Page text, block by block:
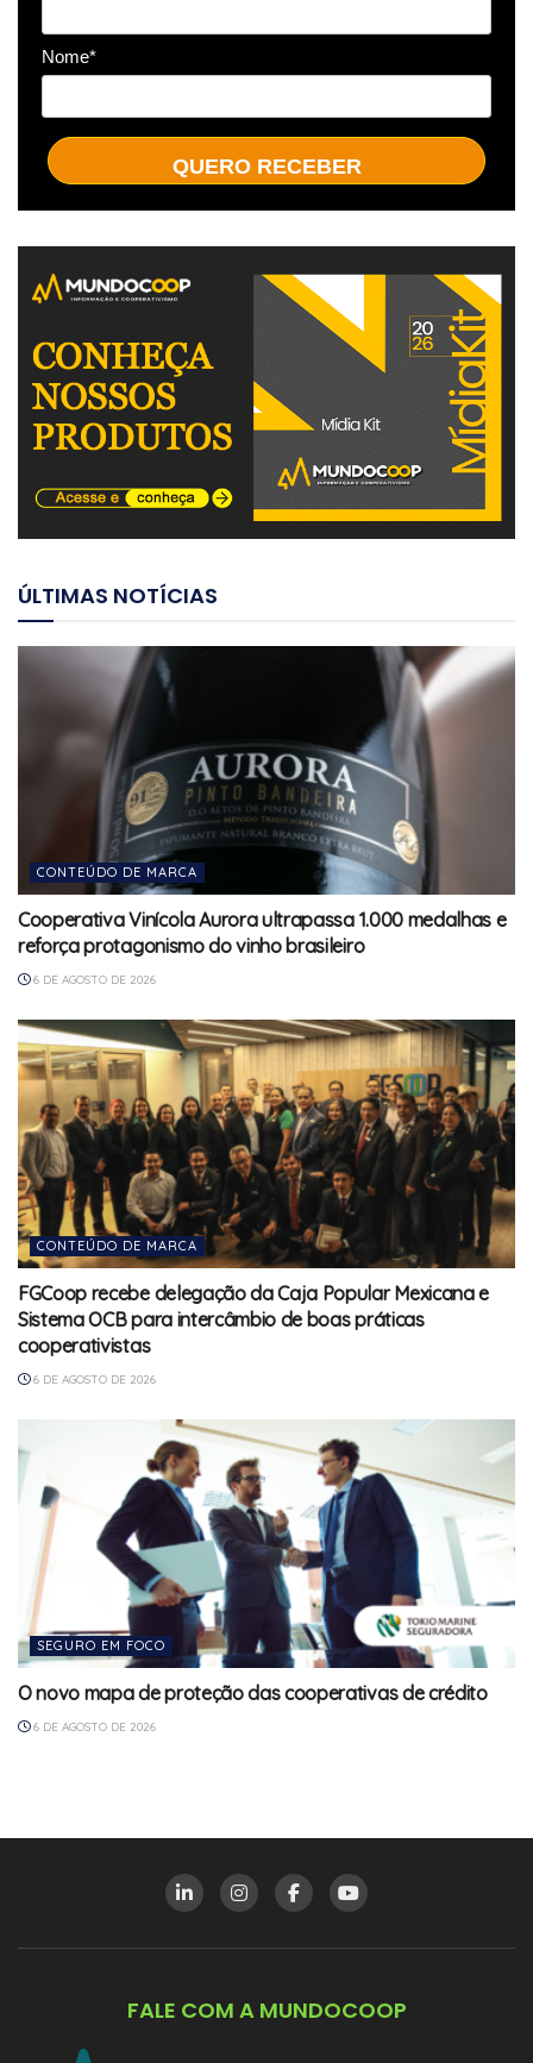
Nome*
QUERO RECEBER
ÚLTIMAS NOTÍCIAS
CONTEÚDO DE MARCA
Cooperativa Vinícola Aurora ultrapassa 1.000 medalhas e
reforça protagonismo do vinho brasileiro
6 DE AGOSTO DE 2026
CONTEÚDO DE MARCA
FGCoop recebe delegação da Caja Popular Mexicana e
Sistema OCB para intercâmbio de boas práticas
cooperativistas
6 DE AGOSTO DE 2026
SEGURO EM FOCO
O novo mapa de proteção das cooperativas de crédito
6 DE AGOSTO DE 2026
FALE COM A MUNDOCOOP